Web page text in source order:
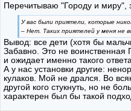
Перечитываю "Городу и миру",
У вас были приятели, которые
– Нет.
Таких приятелей у меня не
Вывод: все дети (хотя бы
Забавно. Это не
и ожидает именно такого
А у нас установки другие:
кулаков. Мой не дрался. Во
другой кого стукнуть, но не
характерен был бы такой